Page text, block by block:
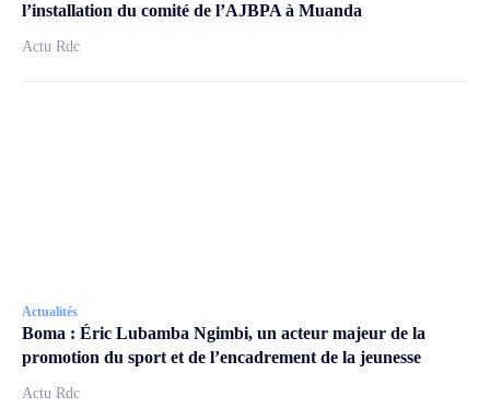
l’installation du comité de l’AJBPA à Muanda
Actu Rdc
Actualités
Boma : Éric Lubamba Ngimbi, un acteur majeur de la
promotion du sport et de l’encadrement de la jeunesse
Actu Rdc